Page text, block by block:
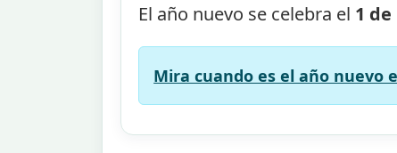
El año nuevo se celebra el 1 de
Mira cuando es el año nuevo